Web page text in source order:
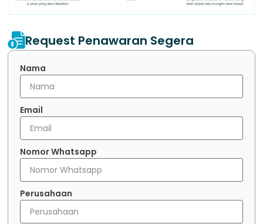
Request Penawaran Segera
Nama
Email
Nomor Whatsapp
Perusahaan